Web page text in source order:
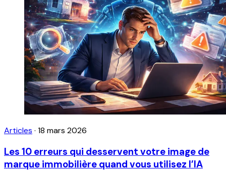
Articles · 18 mars 2026
Les 10 erreurs qui desservent votre image de
marque immobilière quand vous utilisez l’IA